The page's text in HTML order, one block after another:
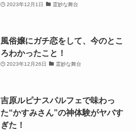
2023年12月1日 霊妙な舞台
風俗嬢にガチ恋をして、今のとこ
ろわかったこと！
2023年12月26日 霊妙な舞台
吉原ルピナスパルフェで味わっ
た“かすみさん”の神体験がヤバす
ぎた！